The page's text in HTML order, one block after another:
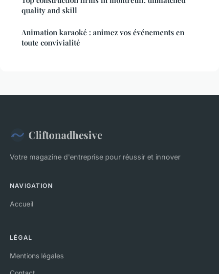
quality and skill
Animation karaoké : animez vos événements en
toute convivialité
Cliftonadhesive
Votre magazine d'entreprise pour réussir et innover
NAVIGATION
Accueil
LÉGAL
Mentions légales